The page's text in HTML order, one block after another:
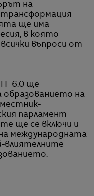
на
ще има
в която
въпроси от
6.0 ще
на
парламент
ще се включи и
международната
влиятелните